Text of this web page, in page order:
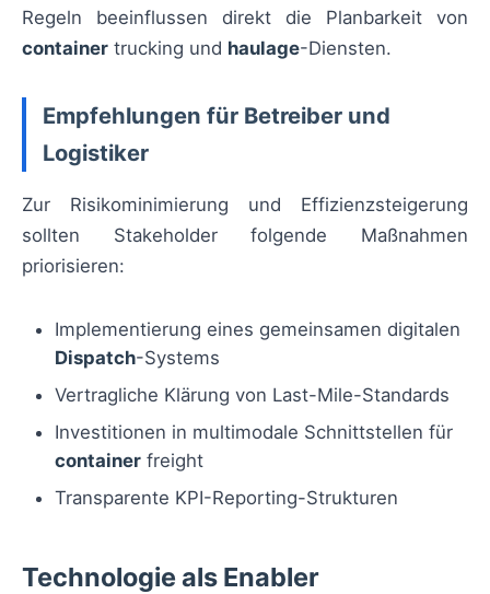
Regeln beeinflussen direkt die Planbarkeit von
container trucking und haulage-Diensten.
Empfehlungen für Betreiber und
Logistiker
Zur Risikominimierung und Effizienzsteigerung
sollten Stakeholder folgende Maßnahmen
priorisieren:
Implementierung eines gemeinsamen digitalen
Dispatch-Systems
Vertragliche Klärung von Last-Mile-Standards
Investitionen in multimodale Schnittstellen für
container freight
Transparente KPI-Reporting-Strukturen
Technologie als Enabler